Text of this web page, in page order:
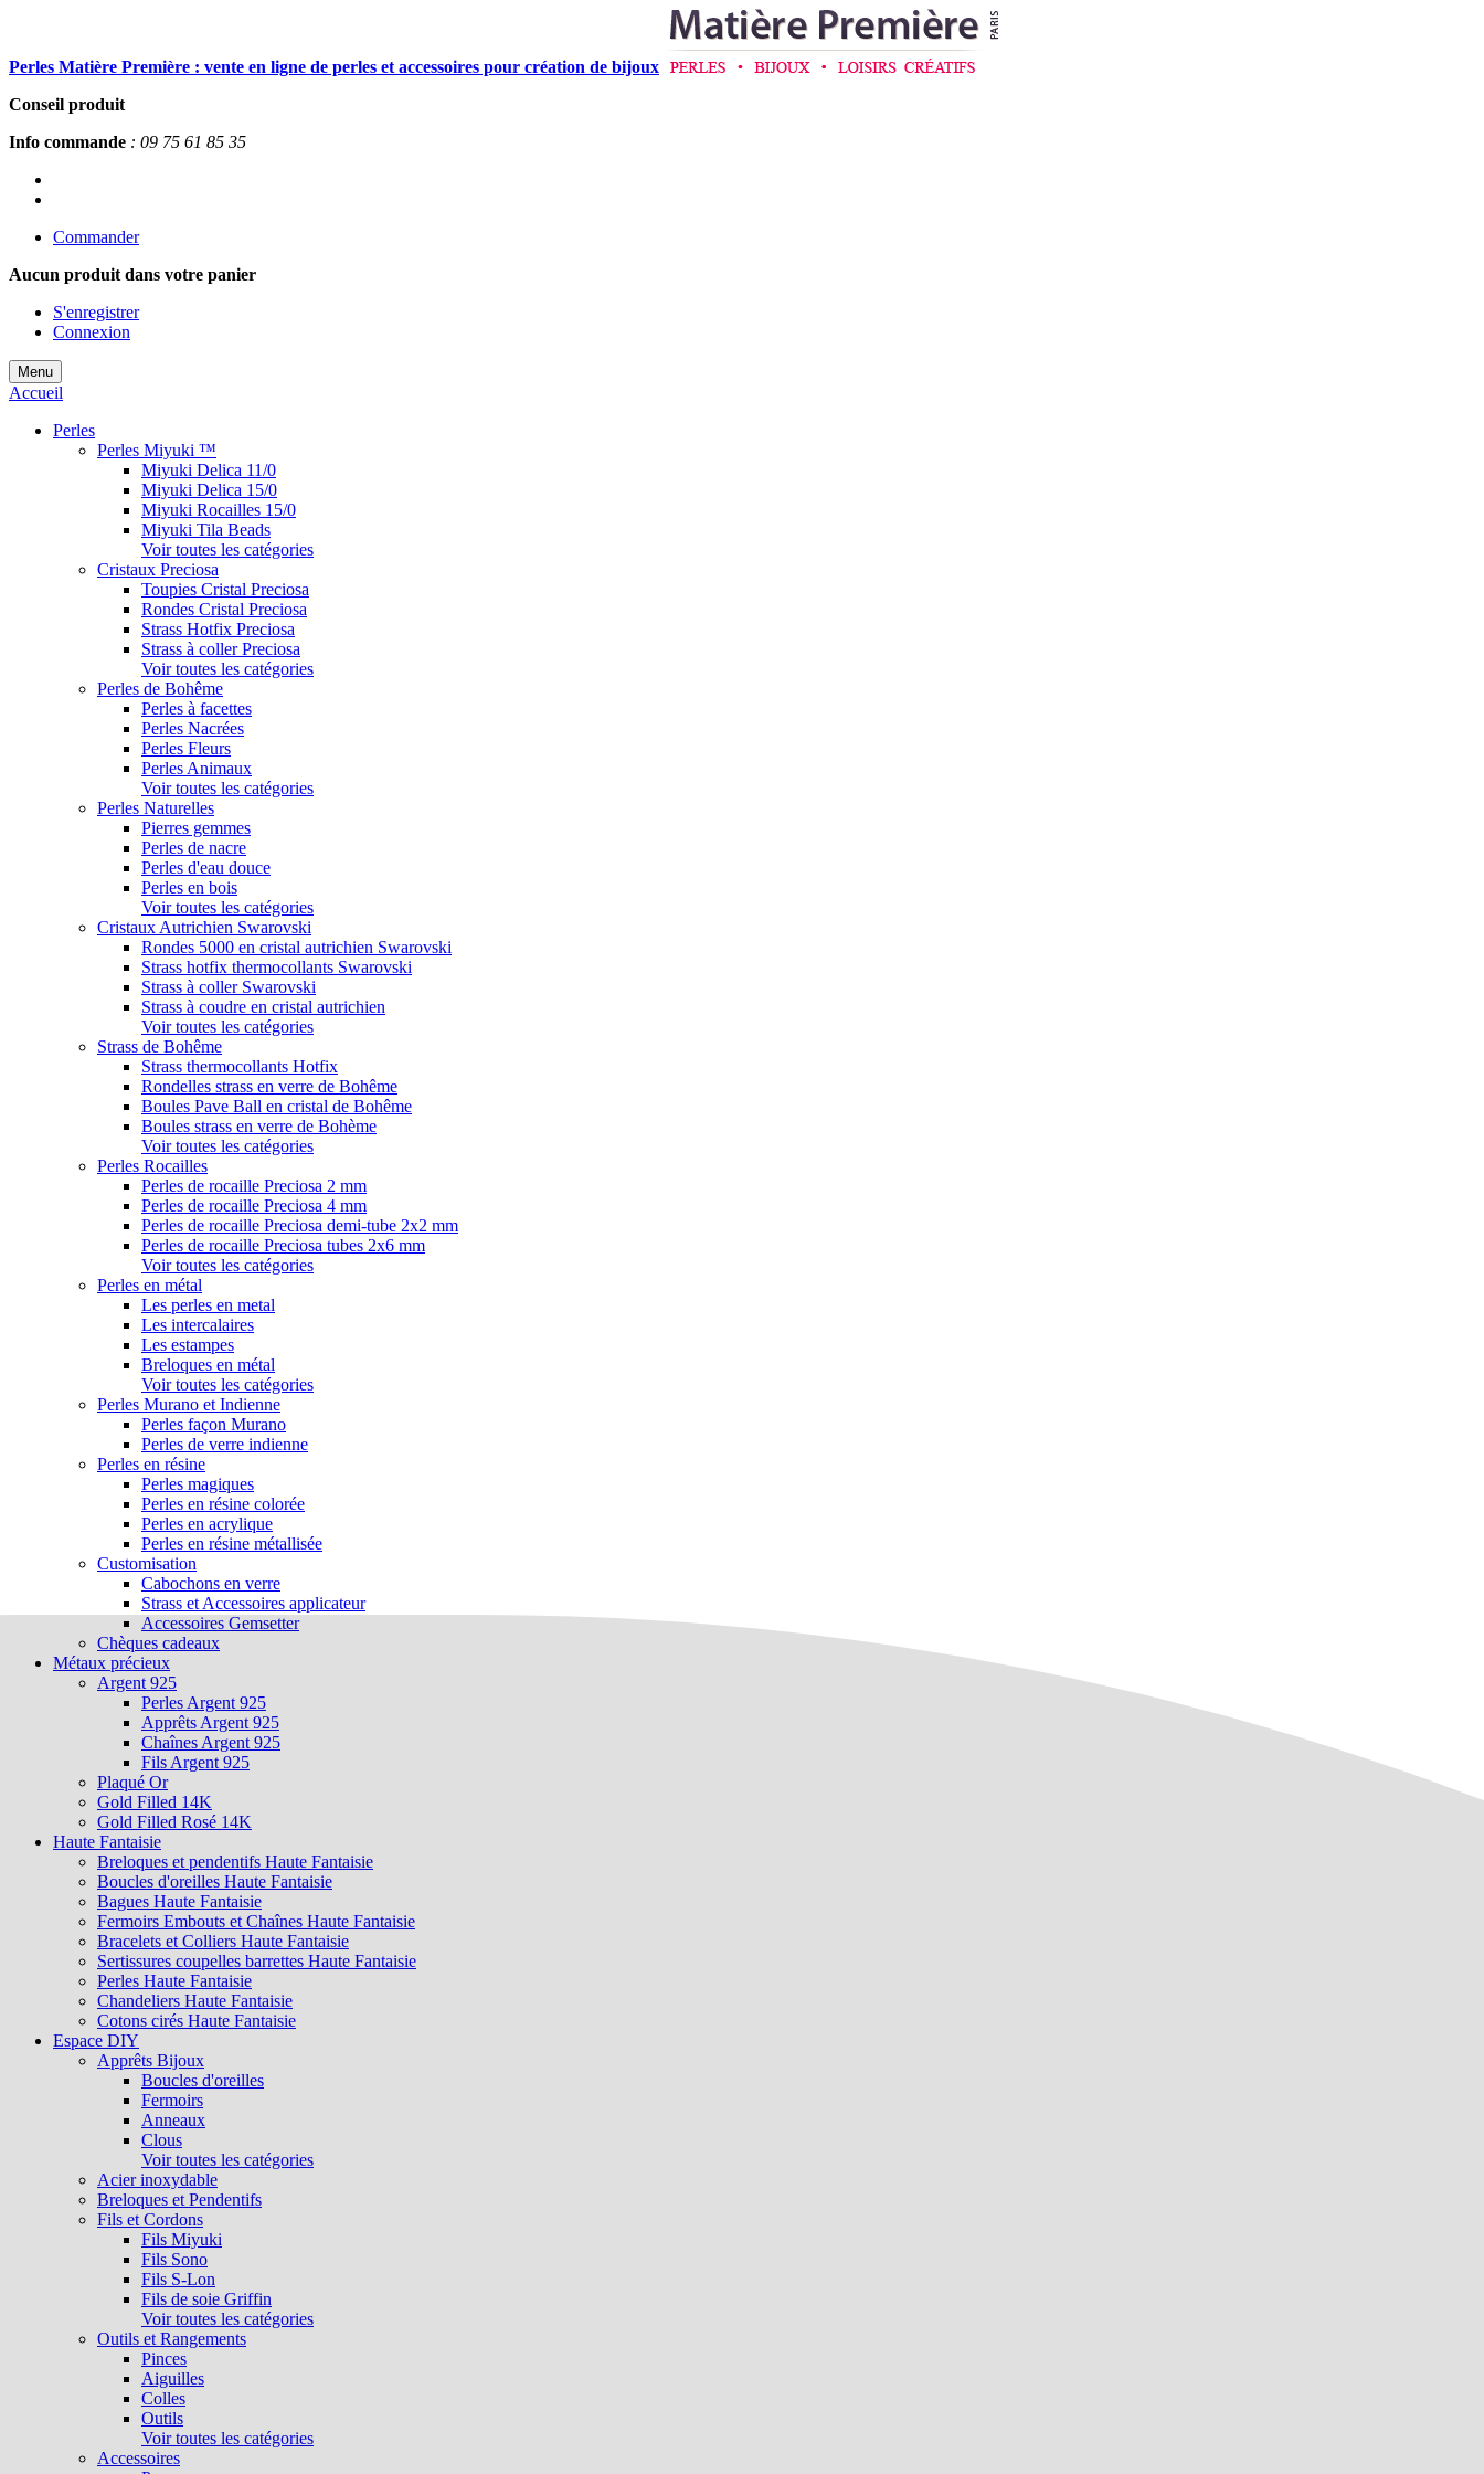
Perles Matière Première : vente en ligne de perles et accessoires pour création de bijoux
Conseil produit
Info commande : 09 75 61 85 35
Commander
Aucun produit dans votre panier
S'enregistrer
Connexion
Menu
Accueil
Perles
Perles Miyuki ™
Miyuki Delica 11/0
Miyuki Delica 15/0
Miyuki Rocailles 15/0
Miyuki Tila Beads
Voir toutes les catégories
Cristaux Preciosa
Toupies Cristal Preciosa
Rondes Cristal Preciosa
Strass Hotfix Preciosa
Strass à coller Preciosa
Voir toutes les catégories
Perles de Bohême
Perles à facettes
Perles Nacrées
Perles Fleurs
Perles Animaux
Voir toutes les catégories
Perles Naturelles
Pierres gemmes
Perles de nacre
Perles d'eau douce
Perles en bois
Voir toutes les catégories
Cristaux Autrichien Swarovski
Rondes 5000 en cristal autrichien Swarovski
Strass hotfix thermocollants Swarovski
Strass à coller Swarovski
Strass à coudre en cristal autrichien
Voir toutes les catégories
Strass de Bohême
Strass thermocollants Hotfix
Rondelles strass en verre de Bohême
Boules Pave Ball en cristal de Bohême
Boules strass en verre de Bohème
Voir toutes les catégories
Perles Rocailles
Perles de rocaille Preciosa 2 mm
Perles de rocaille Preciosa 4 mm
Perles de rocaille Preciosa demi-tube 2x2 mm
Perles de rocaille Preciosa tubes 2x6 mm
Voir toutes les catégories
Perles en métal
Les perles en metal
Les intercalaires
Les estampes
Breloques en métal
Voir toutes les catégories
Perles Murano et Indienne
Perles façon Murano
Perles de verre indienne
Perles en résine
Perles magiques
Perles en résine colorée
Perles en acrylique
Perles en résine métallisée
Customisation
Cabochons en verre
Strass et Accessoires applicateur
Accessoires Gemsetter
Chèques cadeaux
Métaux précieux
Argent 925
Perles Argent 925
Apprêts Argent 925
Chaînes Argent 925
Fils Argent 925
Plaqué Or
Gold Filled 14K
Gold Filled Rosé 14K
Haute Fantaisie
Breloques et pendentifs Haute Fantaisie
Boucles d'oreilles Haute Fantaisie
Bagues Haute Fantaisie
Fermoirs Embouts et Chaînes Haute Fantaisie
Bracelets et Colliers Haute Fantaisie
Sertissures coupelles barrettes Haute Fantaisie
Perles Haute Fantaisie
Chandeliers Haute Fantaisie
Cotons cirés Haute Fantaisie
Espace DIY
Apprêts Bijoux
Boucles d'oreilles
Fermoirs
Anneaux
Clous
Voir toutes les catégories
Acier inoxydable
Breloques et Pendentifs
Fils et Cordons
Fils Miyuki
Fils Sono
Fils S-Lon
Fils de soie Griffin
Voir toutes les catégories
Outils et Rangements
Pinces
Aiguilles
Colles
Outils
Voir toutes les catégories
Accessoires